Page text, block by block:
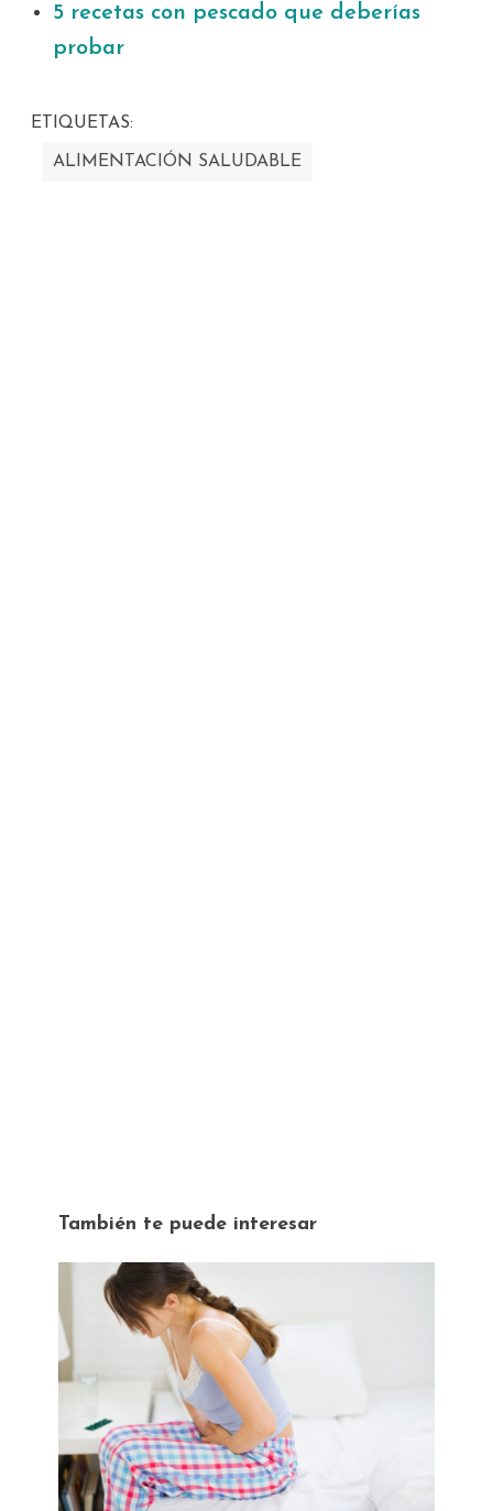
5 recetas con pescado que deberías
probar
ETIQUETAS:
ALIMENTACIÓN SALUDABLE
También te puede interesar